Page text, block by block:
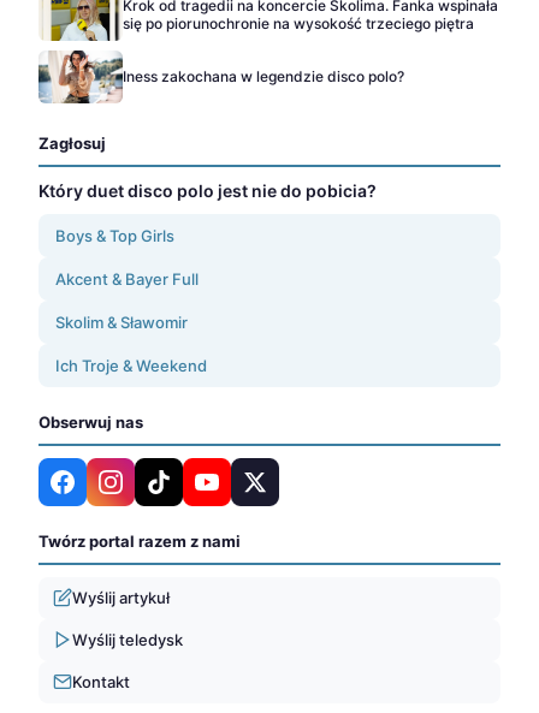
Krok od tragedii na koncercie Skolima. Fanka wspinała
się po piorunochronie na wysokość trzeciego piętra
Iness zakochana w legendzie disco polo?
Zagłosuj
Który duet disco polo jest nie do pobicia?
Boys & Top Girls
Akcent & Bayer Full
Skolim & Sławomir
Ich Troje & Weekend
Obserwuj nas
Twórz portal razem z nami
Wyślij artykuł
Wyślij teledysk
Kontakt